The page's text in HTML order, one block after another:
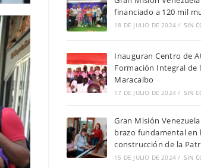
financiado a 120 mil
18 DE JULIO DE 2024 / SIN
Inauguran Centro de
Formación Integral de
Maracaibo
17 DE JULIO DE 2024 / SIN
Gran Misión
brazo fundamental en
construcción de la
15 DE JULIO DE 2024 / SIN